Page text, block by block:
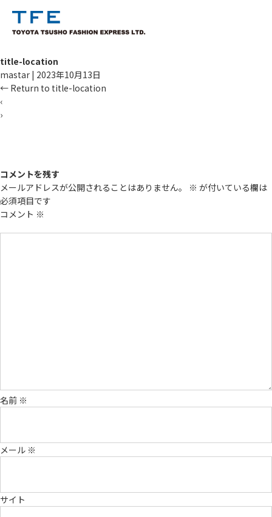
title-location
mastar | 2023年10月13日
← Return to title-location
‹
›
コメントを残す
メールアドレスが公開されることはありません。
※ が付いている欄は
必須項目です
コメント ※
名前 ※
メール ※
サイト